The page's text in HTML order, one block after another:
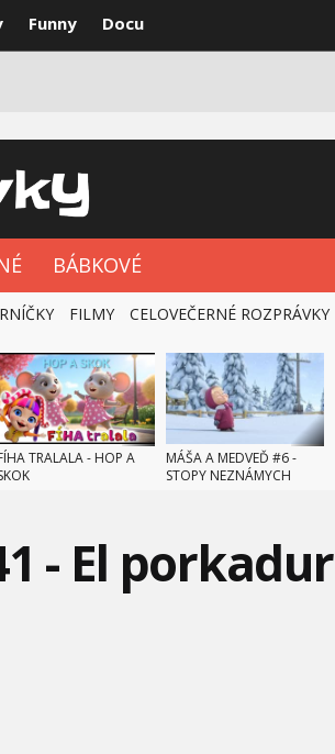
Funny Docu
BÁBKOVÉ
FILMY CELOVEČERNÉ ROZPRÁVKY
TRALALA - HOP A
MÁŠA A MEDVEĎ #6 -
STOPY NEZNÁMYCH
- El porkadur